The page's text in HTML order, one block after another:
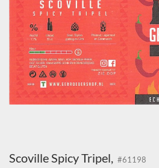
Scoville Spicy Tripel, #61198